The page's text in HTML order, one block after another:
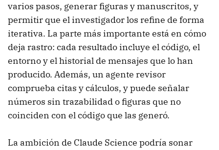
varios pasos, generar figuras y manuscritos, y
permitir que el investigador los refine de forma
iterativa. La parte más importante está en cómo
deja rastro: cada resultado incluye el código, el
entorno y el historial de mensajes que lo han
producido. Además, un agente revisor
comprueba citas y cálculos, y puede señalar
números sin trazabilidad o figuras que no
coinciden con el código que las generó.
La ambición de Claude Science podría sonar